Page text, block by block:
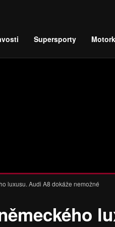
Supersporty
luxusu. Audi A8 dokáže nemožné